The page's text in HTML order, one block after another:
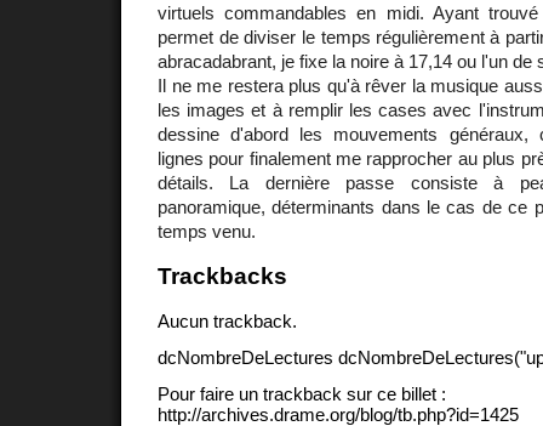
virtuels commandables en midi. Ayant
permet de diviser le temps régulièrement à
abracadabrant, je fixe la noire à 17,14 ou l'un de
Il ne me restera plus qu'à rêver la musique
les images et à remplir les cases avec
dessine d'abord les mouvements généraux,
lignes pour finalement me rapprocher au plus
détails. La dernière passe consiste à
panoramique, déterminants dans le cas de ce
temps venu.
Trackbacks
Aucun trackback.
dcNombreDeLectures
Pour faire un trackback sur ce billet :
http://archives.drame.org/blog/tb.php?id=1425